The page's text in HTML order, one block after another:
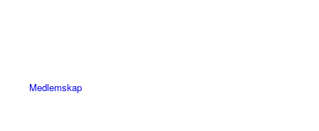
Medlemskap